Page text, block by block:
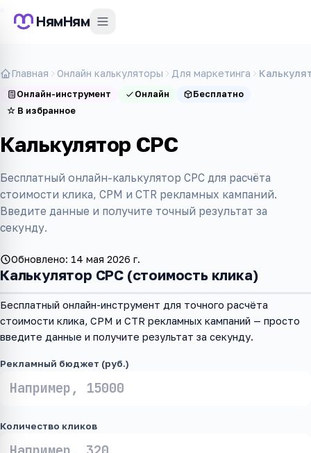
НямНям
Главная Онлайн калькуляторы Для маркетинга
Онлайн-инструмент Онлайн
Бесплатно
☆ В избранное
Калькулятор CPC
Бесплатный онлайн-калькулятор CPC для расчёта
стоимости клика, CPM и CTR рекламных кампаний.
Введите данные и получите точный результат за
секунду.
Обновлено: 14 мая 2026 г.
Калькулятор CPC (стоимость клика)
Бесплатный онлайн-инструмент для точного расчёта
стоимости клика, CPM и CTR рекламных кампаний — просто
введите данные и получите результат за секунду.
Рекламный бюджет (руб.)
Количество кликов